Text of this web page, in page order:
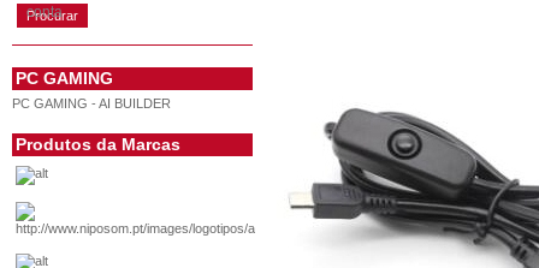
conta
PC GAMING
PC GAMING - AI BUILDER
Produtos da Marcas